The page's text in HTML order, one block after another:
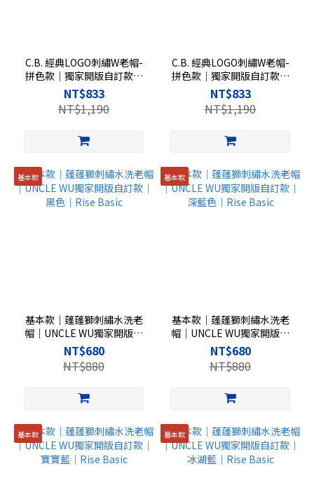
C.B. 經典LOGO刺繡W老帽-
拼色款｜獨家開版自訂款｜
米＋咖棕色｜Crest Balance
NT$833
NT$1,190
C.B. 經典LOGO刺繡W老帽-
拼色款｜獨家開版自訂款｜
米＋綠色｜Crest Balance
NT$833
NT$1,190
基本款
基本款｜蓬蓬獅刺繡水洗老
帽｜UNCLE WU獨家開版自
訂款｜黑色｜Rise Basic
NT$680
NT$880
基本款
基本款｜蓬蓬獅刺繡水洗老
帽｜UNCLE WU獨家開版自
訂款｜深藍色｜Rise Basic
NT$680
NT$880
基本款 基本款